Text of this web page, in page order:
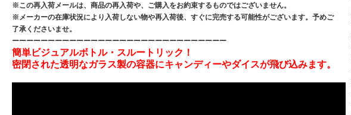
※この再入荷メールは、商品の再入荷や、ご購入をお約束するものではございません。
※メーカーの在庫状況により入荷しない物や再入荷後、すぐに完売する可能性がございます。予めご
了承くださいませ。
ーーーーーーーーーーーーーーーーーーーーーーーーーーーーーー
簡単ビジュアルボトル・スルートリック！
密閉された透明なガラス製の容器にキャンディーやダイスが飛び込みます。